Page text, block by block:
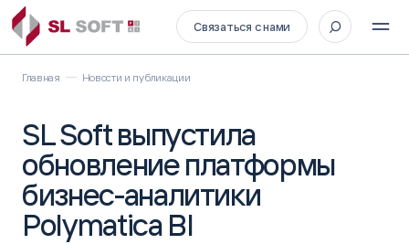
Связаться с нами
Главная Новости и публикации
SL Soft выпустила
обновление платформы
бизнес-аналитики
Polymatica BI